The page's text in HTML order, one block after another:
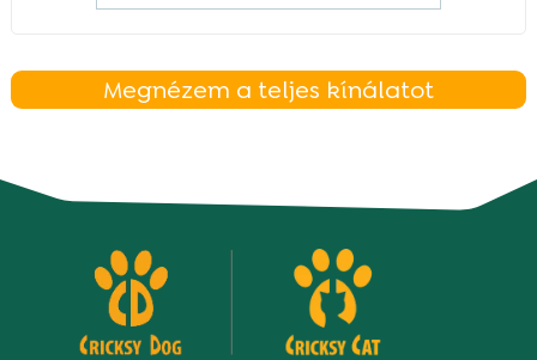
Megnézem a teljes kínálatot